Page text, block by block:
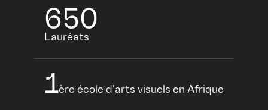
650
Lauréats
1ère école d’arts visuels en Afrique